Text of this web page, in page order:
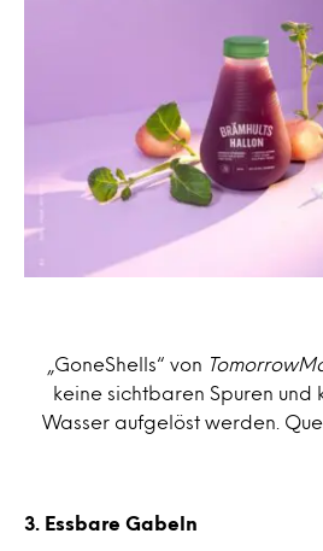
„GoneShells“ von
keine sichtbaren Spuren und
Wasser aufgelöst werden.
3. Essbare Gabeln